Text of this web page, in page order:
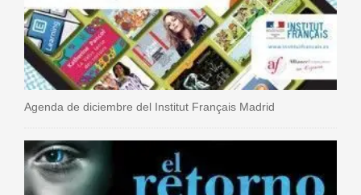
Agenda de diciembre del Institut Français Madrid